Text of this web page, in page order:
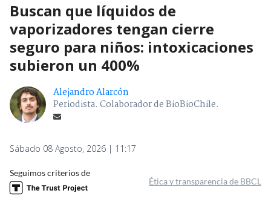
Buscan que líquidos de
vaporizadores tengan cierre
seguro para niños: intoxicaciones
subieron un 400%
Alejandro Alarcón
Periodista. Colaborador de BioBioChile.
Sábado 08 Agosto, 2026 | 11:17
Seguimos criterios de
Ética y transparencia de BBCL